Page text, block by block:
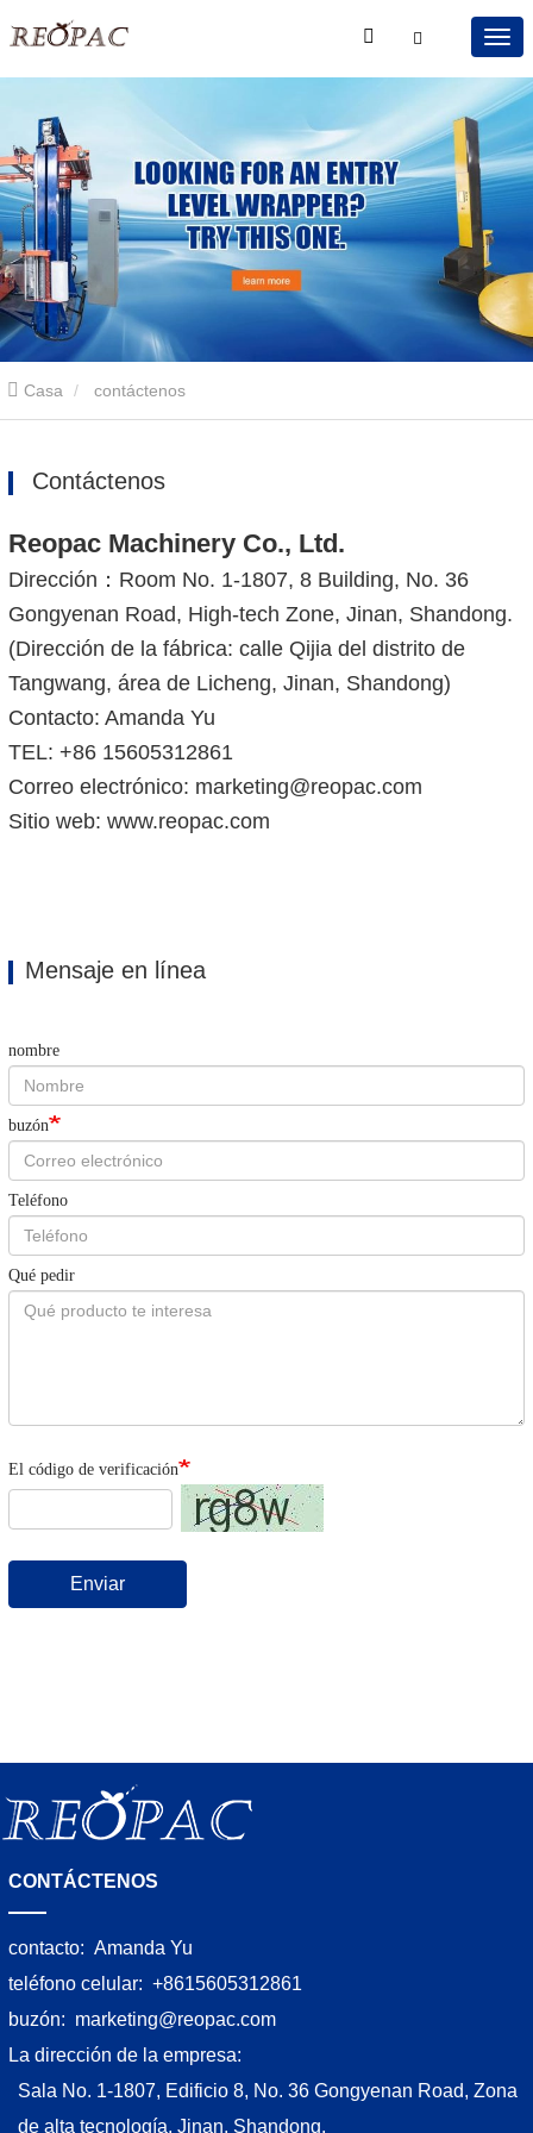
Casa contáctenos
Contáctenos
Reopac Machinery Co., Ltd.
Dirección：Room No. 1-1807, 8 Building, No. 36
Gongyenan Road, High-tech Zone, Jinan, Shandong.
(Dirección de la fábrica: calle Qijia del distrito de
Tangwang, área de Licheng, Jinan, Shandong)
Contacto: Amanda Yu
TEL: +86 15605312861
Correo electrónico: marketing@reopac.com
Sitio web: www.reopac.com
Mensaje en línea
nombre
buzón
Teléfono
Qué pedir
El código de verificación
Enviar
CONTÁCTENOS
contacto: Amanda Yu
teléfono celular: +8615605312861
buzón: marketing@reopac.com
La dirección de la empresa:
Sala No. 1-1807, Edificio 8, No. 36 Gongyenan Road, Zona
de alta tecnología, Jinan, Shandong.